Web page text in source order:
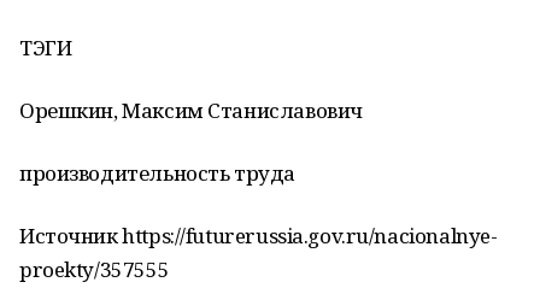
ТЭГИ
Орешкин, Максим Станиславович
производительность труда
Источник https://futurerussia.gov.ru/nacionalnye-
proekty/357555